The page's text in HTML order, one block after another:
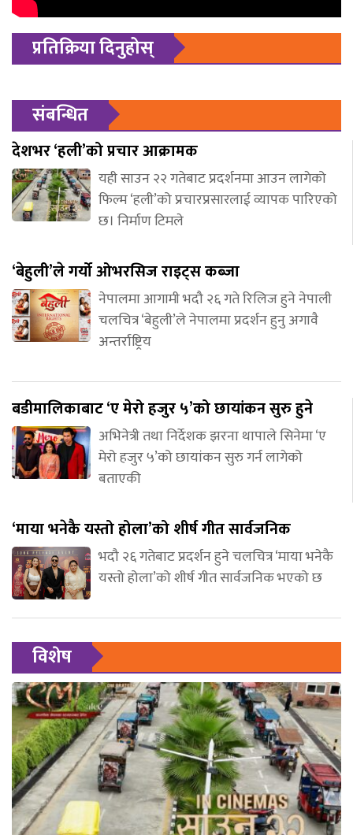
प्रतिक्रिया दिनुहोस्
संबन्धित
देशभर ‘हली’को प्रचार आक्रामक
यही साउन २२ गतेबाट प्रदर्शनमा आउन लागेको
फिल्म ‘हली’को प्रचारप्रसारलाई व्यापक पारिएको
छ। निर्माण टिमले
‘बेहुली’ले गर्यो ओभरसिज राइट्स कब्जा
नेपालमा आगामी भदौ २६ गते रिलिज हुने नेपाली
चलचित्र ‘बेहुली’ले नेपालमा प्रदर्शन हुनु अगावै
अन्तर्राष्ट्रिय
बडीमालिकाबाट ‘ए मेरो हजुर ५’को छायांकन सुरु हुने
अभिनेत्री तथा निर्देशक झरना थापाले सिनेमा ‘ए
मेरो हजुर ५’को छायांकन सुरु गर्न लागेको
बताएकी
‘माया भनेकै यस्तो होला’को शीर्ष गीत सार्वजनिक
भदौ २६ गतेबाट प्रदर्शन हुने चलचित्र ‘माया भनेकै
यस्तो होला’को शीर्ष गीत सार्वजनिक भएको छ
विशेष